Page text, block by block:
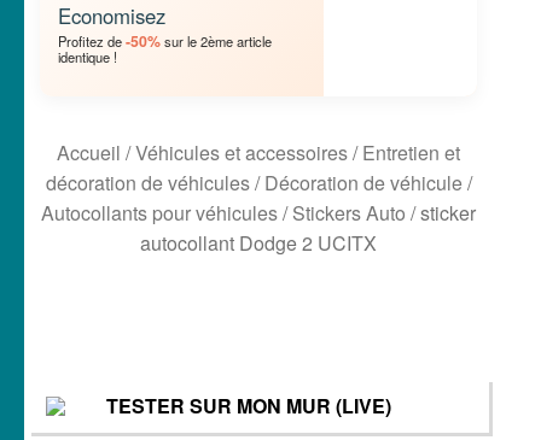
🏡 Stickers décoration maison
🖨 3D et divers
🐣 Décoration chambre Enfants
Fait au Japon 🇯🇵
Economisez
Profitez de-50%sur le 2ème article
identique !
Accueil /Véhicules et accessoires/Entretien et
décoration de véhicules/Décoration de véhicule/
Autocollants pour véhicules/Stickers Auto /sticker
autocollant Dodge 2 UCITX
TESTER SUR MON MUR (LIVE)